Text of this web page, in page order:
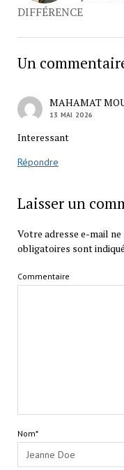
DIFFÉRENCE
Un
MAHAMAT
13 MAI 2026
Interessant
Répondre
Laisser un
Votre adresse e-mail ne
obligatoires sont
Commentaire
Nom*